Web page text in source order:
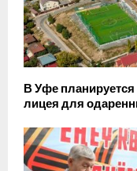
В Уфе планируется
лицея для